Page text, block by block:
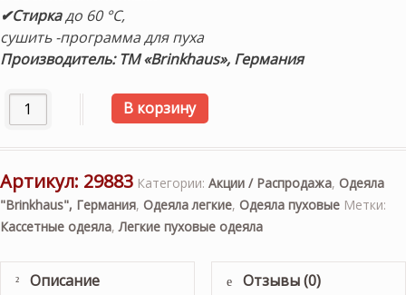
✔Стиркадо 60 °C,
сушить -программа для пуха
Производитель: ТМ «Brinkhaus», Германия
Количество товара «CARAT light» 155х200см. Легкое
В корзину
Артикул: 29883 Категории: Акции / Распродажа, Одеяла
"Brinkhaus", Германия, Одеяла легкие, Одеяла пуховые Метки:
Кассетные одеяла,Легкие пуховые одеяла
Описание Отзывы (0)